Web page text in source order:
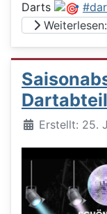
Darts
DetailsErstellt: 25.